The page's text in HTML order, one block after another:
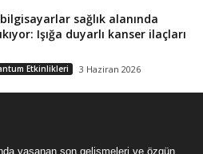
sağlık alanında
Işığa duyarlı kanser ilaçları
Etkinlikleri 3 Haziran 2026
yaşanan son gelişmeleri ve özgün